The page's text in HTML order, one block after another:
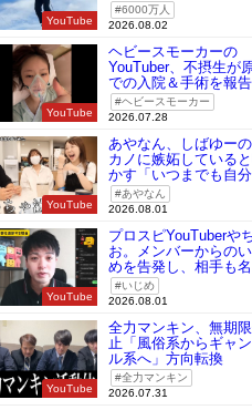
YouTube
6000万人
2026.08.02
YouTube
ヘビースモーカーの
YouTuber、不摂生が
での入院＆手術を報告
ヘビースモーカー
2026.07.28
YouTube
あやなん、しばゆー
カノに嫉妬している
かす「いつまでも自
ものみたいに…」
あやなん
2026.08.01
YouTube
プロスピYouTuberや
お。メンバーからの
めを告発し、相手も
しで批判
いじめ
2026.08.01
YouTube
全力マンキン、無期
止「風俗系からギャ
ル系へ」方向転換
全力マンキン
2026.07.31